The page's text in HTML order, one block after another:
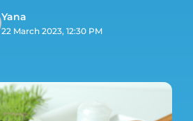
Yana
22 March 2023, 12:30 PM